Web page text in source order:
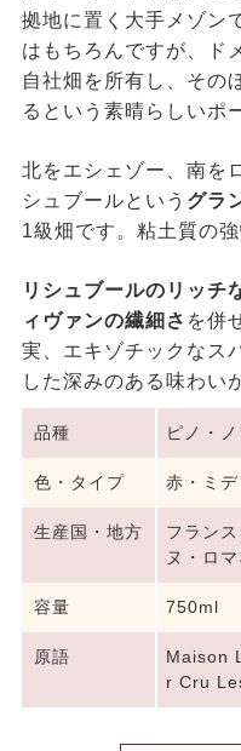
拠地に置く大手メゾン
はもちろんですが、ド
自社畑を所有し、その
るという素晴らしいポ
北をエシェゾー、南を
シュブールという グラ
1級畑です。粘土質の
リシュブールのリッチ
ィヴァンの繊細さ を併
実、エキゾチックなス
した深みのある味わい
品種 ピノ・
色・タイプ 赤・ミ
生産国・地方
フラン
ヌ・ロ
容量 750ml
原語
Maison
r Cru